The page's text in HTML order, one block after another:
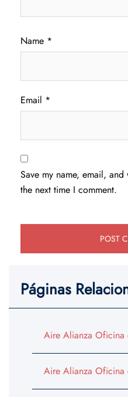
Name *
Email *
Save my name, email,
the next time I comment.
Páginas
Aire Alianza Oficina
Aire Alianza Oficina